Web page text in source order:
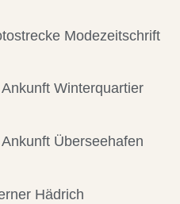
Modezeitschrift
Winterquartier
Überseehafen
Hädrich